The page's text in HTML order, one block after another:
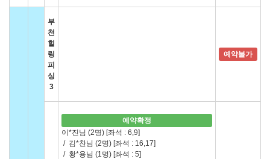
부
천
힐
링
피
싱
3
예약불가
예약확정
이*진님 (2명) [좌석 : 6,9]
/ 김*찬님 (2명) [좌석 : 16,17]
/ 황*용님 (1명) [좌석 : 5]